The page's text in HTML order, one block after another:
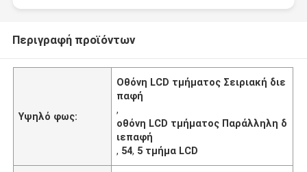
Περιγραφή προϊόντων
Υψηλό φως:
Οθόνη LCD τμήματος Σειριακή διε
παφή
,
οθόνη LCD τμήματος Παράλληλη δ
ιεπαφή
, 54, 5 τμήμα LCD